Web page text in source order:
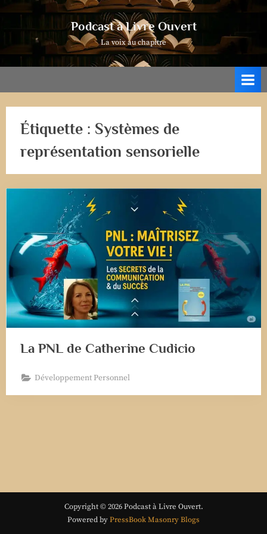
Podcast à Livre Ouvert
La voix au chapitre
Étiquette : Systèmes de
représentation sensorielle
La PNL de Catherine Cudicio
Développement Personnel
Copyright © 2026 Podcast à Livre Ouvert.
Powered byPressBook Masonry Blogs